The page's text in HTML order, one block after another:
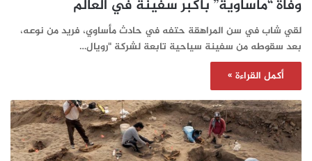
وفاة “مأساوية” بأكبر سفينة في العالم
لقي شاب في سن المراهقة حتفه في حادث مأساوي، فريد من نوعه،
بعد سقوطه من سفينة سياحية تابعة لشركة "رويال…
أكمل القراءة »